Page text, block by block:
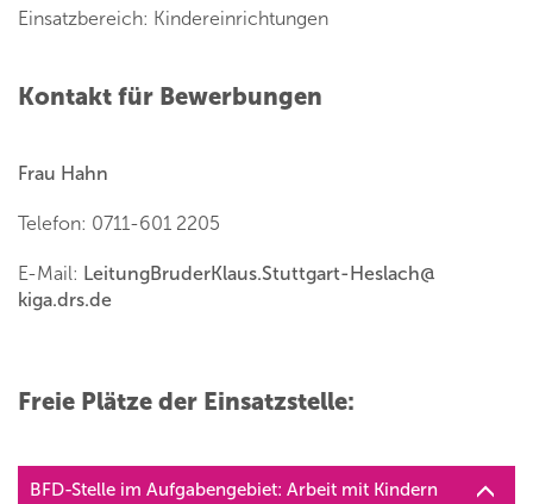
Einsatzbereich: Kindereinrichtungen
Kontakt für Bewerbungen
Frau Hahn
Telefon: 0711-601 2205
E-Mail: LeitungBruderKlaus.Stuttgart-Heslach@
kiga.drs.de
Freie Plätze der Einsatzstelle:
BFD-Stelle im Aufgabengebiet: Arbeit mit Kindern